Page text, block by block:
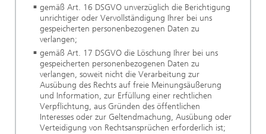
gemäß Art. 16 DSGVO unverzüglich die Berichtigung
unrichtiger oder Vervollständigung Ihrer bei uns
gespeicherten personenbezogenen Daten zu
verlangen;
gemäß Art. 17 DSGVO die Löschung Ihrer bei uns
gespeicherten personenbezogenen Daten zu
verlangen, soweit nicht die Verarbeitung zur
Ausübung des Rechts auf freie Meinungsäußerung
und Information, zur Erfüllung einer rechtlichen
Verpflichtung, aus Gründen des öffentlichen
Interesses oder zur Geltendmachung, Ausübung oder
Verteidigung von Rechtsansprüchen erforderlich ist;